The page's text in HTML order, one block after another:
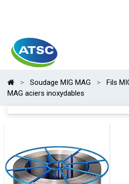
Soudage MIG MAG Fils
MAG aciers inoxydables